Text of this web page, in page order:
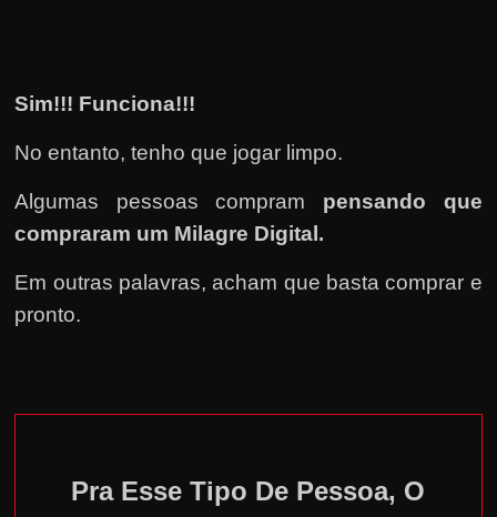
Sim!!! Funciona!!!
No entanto, tenho que jogar limpo.
Algumas pessoas compram pensando que
compraram um Milagre Digital.
Em outras palavras, acham que basta comprar e
pronto.
Pra Esse Tipo De Pessoa, O